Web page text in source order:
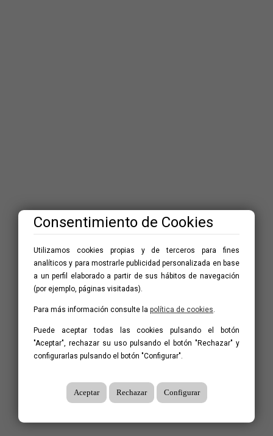
Consentimiento de Cookies
Utilizamos cookies propias y de terceros para fines
analíticos y para mostrarle publicidad personalizada en base
a un perfil elaborado a partir de sus hábitos de navegación
(por ejemplo, páginas visitadas).
Para más información consulte la política de cookies.
Puede aceptar todas las cookies pulsando el botón
"Aceptar", rechazar su uso pulsando el botón "Rechazar" y
configurarlas pulsando el botón "Configurar".
Aceptar Rechazar Configurar